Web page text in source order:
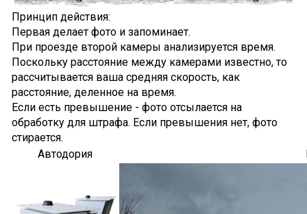
Принцип действия:
Первая делает фото и запоминает.
При проезде второй камеры анализируется время.
Поскольку расстояние между камерами известно, то
рассчитывается ваша средняя скорость, как
расстояние, деленное на время.
Если есть превышение - фото отсылается на
обработку для штрафа. Если превышения нет, фото
стирается.
Автодория